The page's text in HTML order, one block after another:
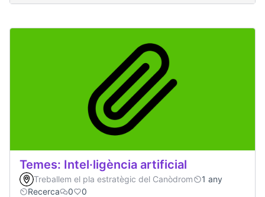
Temes: Intel·ligència artificial
Treballem el pla estratègic del Canòdrom
1 any
Recerca
0 0